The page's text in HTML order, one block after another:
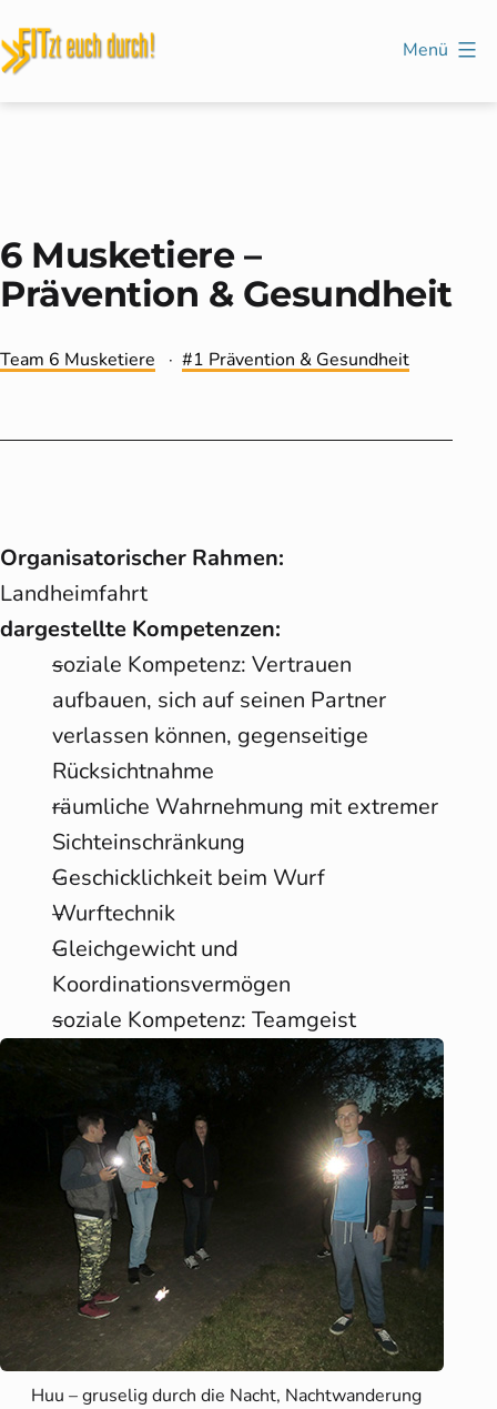
Inhalt
Menü
6 Musketiere –
Prävention & Gesundheit
Kategorisiert
Team 6 Musketiere
Verschlagwortet
1 Prävention & Gesundheit
Organisatorischer Rahmen:
Landheimfahrt
dargestellte Kompetenzen:
soziale Kompetenz: Vertrauen
aufbauen, sich auf seinen Partner
verlassen können, gegenseitige
Rücksichtnahme
räumliche Wahrnehmung mit extremer
Sichteinschränkung
Geschicklichkeit beim Wurf
Wurftechnik
Gleichgewicht und
Koordinationsvermögen
soziale Kompetenz: Teamgeist
Huu – gruselig durch die Nacht, Nachtwanderung